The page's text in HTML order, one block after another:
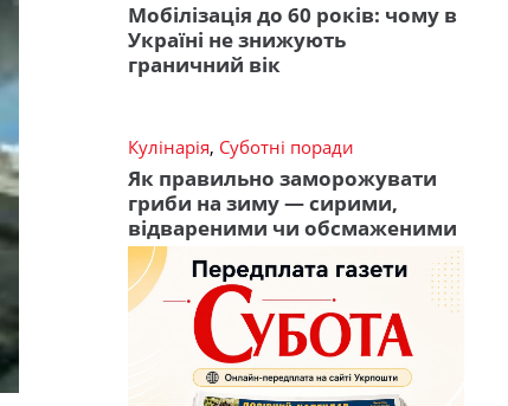
Мобілізація до 60 років: чому в
Україні не знижують
граничний вік
Кулінарія, Суботні поради
Як правильно заморожувати
гриби на зиму — сирими,
відвареними чи обсмаженими